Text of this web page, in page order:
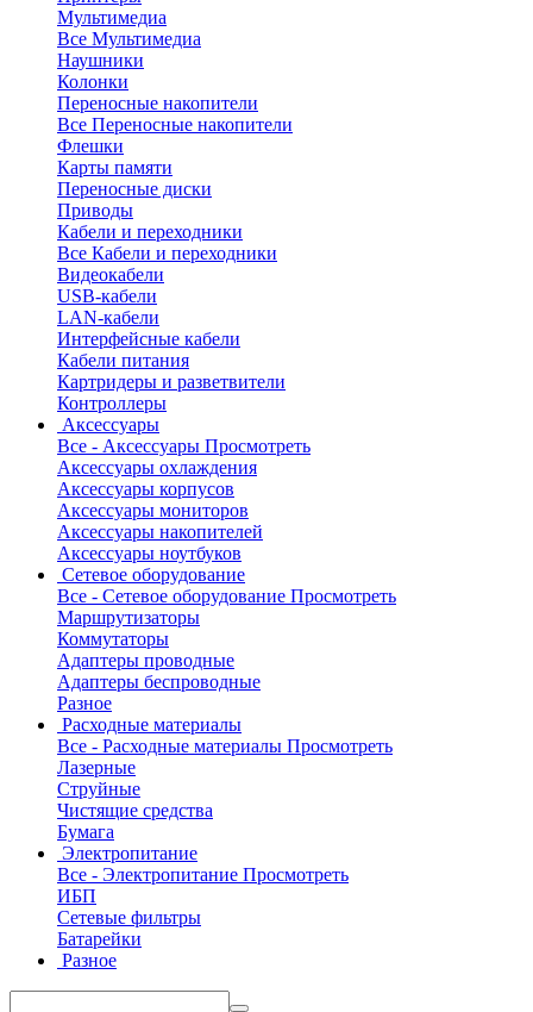
Мультимедиа
Все Мультимедиа
Наушники
Колонки
Переносные накопители
Все Переносные накопители
Флешки
Карты памяти
Переносные диски
Приводы
Кабели и переходники
Все Кабели и переходники
Видеокабели
USB-кабели
LAN-кабели
Интерфейсные кабели
Кабели питания
Картридеры и разветвители
Контроллеры
Аксессуары
Все - Аксессуары Просмотреть
Аксессуары охлаждения
Аксессуары корпусов
Аксессуары мониторов
Аксессуары накопителей
Аксессуары ноутбуков
Сетевое оборудование
Все - Сетевое оборудование Просмотреть
Маршрутизаторы
Коммутаторы
Адаптеры проводные
Адаптеры беспроводные
Разное
Расходные материалы
Все - Расходные материалы Просмотреть
Лазерные
Струйные
Чистящие средства
Бумага
Электропитание
Все - Электропитание Просмотреть
ИБП
Сетевые фильтры
Батарейки
Разное